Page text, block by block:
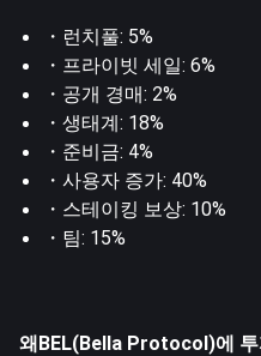
・런치풀: 5%
・프라이빗 세일: 6%
・공개 경매: 2%
・생태계: 18%
・준비금: 4%
・사용자 증가: 40%
・스테이킹 보상: 10%
・팀: 15%
왜BEL(Bella Protocol)에